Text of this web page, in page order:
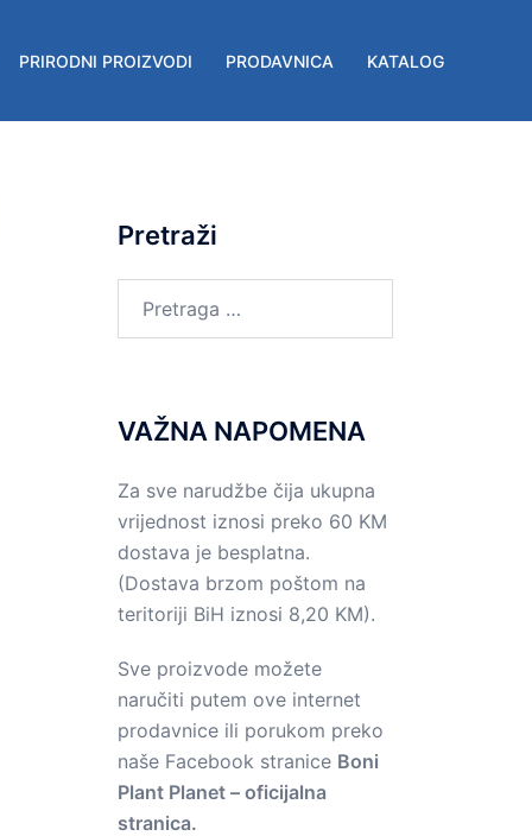
PRIRODNI PROIZVODI PRODAVNICA KATALOG
Pretraži
VAŽNA NAPOMENA
Za sve narudžbe čija ukupna
vrijednost iznosi preko 60 KM
dostava je besplatna.
(Dostava brzom poštom na
teritoriji BiH iznosi 8,20 KM).
Sve proizvode možete
naručiti putem ove internet
prodavnice ili porukom preko
naše Facebook stranice Boni
Plant Planet – oficijalna
stranica.